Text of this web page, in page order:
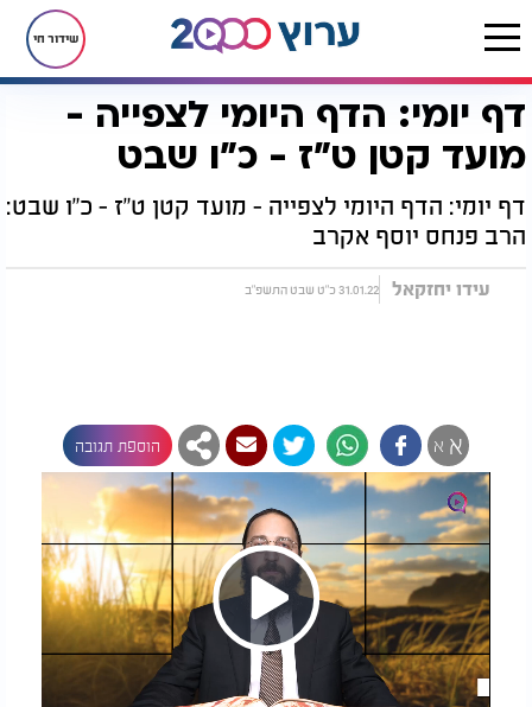
שידור חי
דף הבית הדף היומי מסכת מועד קטן דף יומי: הדף היומי לצפייה - מועד קטן ט"ז - כ"ו שבט
דף יומי: הדף היומי לצפייה -
מועד קטן ט"ז - כ"ו שבט
דף יומי: הדף היומי לצפייה - מועד קטן ט"ז - כ"ו שבט:
הרב פנחס יוסף אקרב
עידו יחזקאל 31.01.22 כ"ט שבט התשפ"ב
א א הוספת תגובה
Play